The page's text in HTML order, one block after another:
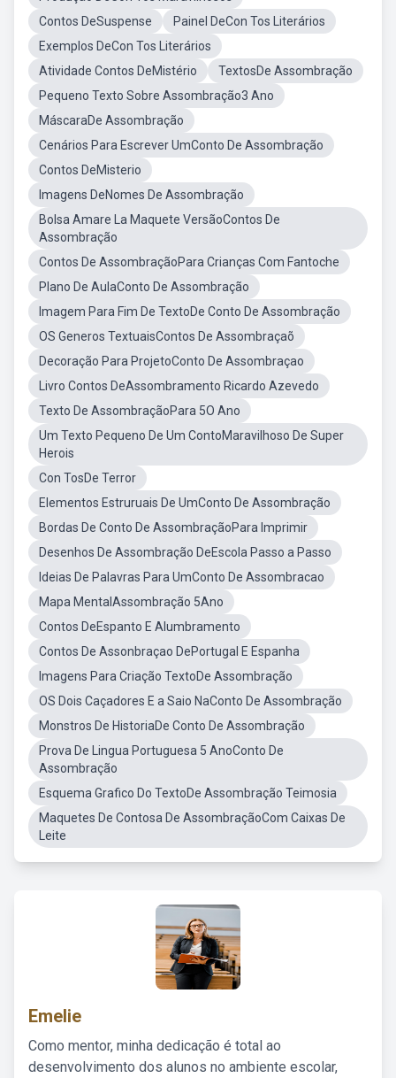
Contos DeSuspense
Painel DeCon Tos Literários
Exemplos DeCon Tos Literários
Atividade Contos DeMistério
TextosDe Assombração
Pequeno Texto Sobre Assombração3 Ano
MáscaraDe Assombração
Cenários Para Escrever UmConto De Assombração
Contos DeMisterio
Imagens DeNomes De Assombração
Bolsa Amare La Maquete VersãoContos De
Assombração
Contos De AssombraçãoPara Crianças Com Fantoche
Plano De AulaConto De Assombração
Imagem Para Fim De TextoDe Conto De Assombração
OS Generos TextuaisContos De Assombraçaõ
Decoração Para ProjetoConto De Assombraçao
Livro Contos DeAssombramento Ricardo Azevedo
Texto De AssombraçãoPara 5O Ano
Um Texto Pequeno De Um ContoMaravilhoso De Super
Herois
Con TosDe Terror
Elementos Estruruais De UmConto De Assombração
Bordas De Conto De AssombraçãoPara Imprimir
Desenhos De Assombração DeEscola Passo a Passo
Ideias De Palavras Para UmConto De Assombracao
Mapa MentalAssombração 5Ano
Contos DeEspanto E Alumbramento
Contos De Assonbraçao DePortugal E Espanha
Imagens Para Criação TextoDe Assombração
OS Dois Caçadores E a Saio NaConto De Assombração
Monstros De HistoriaDe Conto De Assombração
Prova De Lingua Portuguesa 5 AnoConto De
Assombração
Esquema Grafico Do TextoDe Assombração Teimosia
Maquetes De Contosa De AssombraçãoCom Caixas De
Leite
Emelie
Como mentor, minha dedicação é total ao
desenvolvimento dos alunos no ambiente escolar,